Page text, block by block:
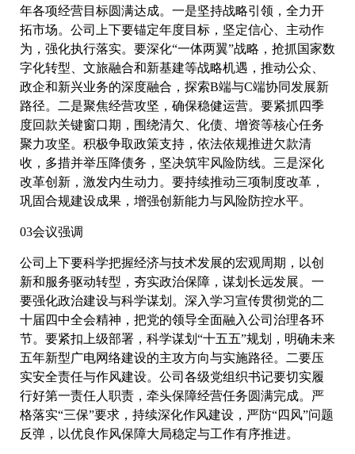
年各项经营目标圆满达成。一是坚持战略引领，全力开
拓市场。公司上下要锚定年度目标，坚定信心、主动作
为，强化执行落实。要深化“一体两翼”战略，抢抓国家数
字化转型、文旅融合和新基建等战略机遇，推动公众、
政企和新兴业务的深度融合，探索B端与C端协同发展新
路径。二是聚焦经营攻坚，确保稳健运营。要紧抓四季
度回款关键窗口期，围绕清欠、化债、增资等核心任务
聚力攻坚。积极争取政策支持，依法依规推进欠款清
收，多措并举压降债务，坚决筑牢风险防线。三是深化
改革创新，激发内生动力。要持续推动三项制度改革，
巩固合规建设成果，增强创新能力与风险防控水平。
03会议强调
公司上下要科学把握经济与技术发展的宏观周期，以创
新和服务驱动转型，夯实政治保障，谋划长远发展。一
要强化政治建设与科学谋划。深入学习宣传贯彻党的二
十届四中全会精神，把党的领导全面融入公司治理各环
节。要紧扣上级部署，科学谋划“十五五”规划，明确未来
五年新型广电网络建设的主攻方向与实施路径。二要压
实安全责任与作风建设。公司各级党组织书记要切实履
行好第一责任人职责，牵头保障经营任务圆满完成。严
格落实“三保”要求，持续深化作风建设，严防“四风”问题
反弹，以优良作风保障大局稳定与工作有序推进。